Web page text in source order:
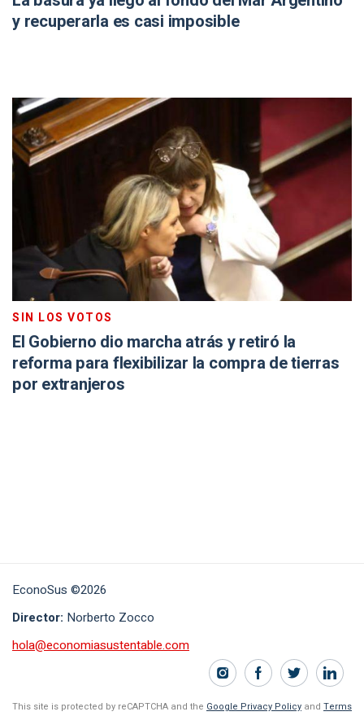
y recuperarla es casi imposible
SIN LOS VOTOS
El Gobierno dio marcha atrás y retiró la
reforma para flexibilizar la compra de tierras
por extranjeros
EconoSus ©2026
Director: Norberto Zocco
hola@economiasustentable.com
This site is protected by reCAPTCHA and the Google Privacy Policy and Terms